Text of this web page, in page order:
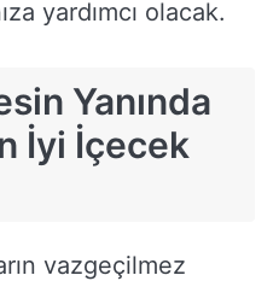
yardımcı olacak.
Yanında
İyi İçecek
vazgeçilmez